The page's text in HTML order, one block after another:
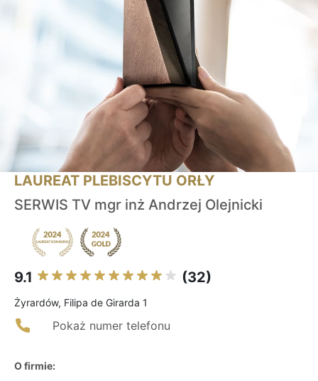
LAUREAT PLEBISCYTU ORŁY
SERWIS TV mgr inż Andrzej Olejnicki
9.1 (32)
Żyrardów, Filipa de Girarda 1
Pokaż numer telefonu
O firmie: